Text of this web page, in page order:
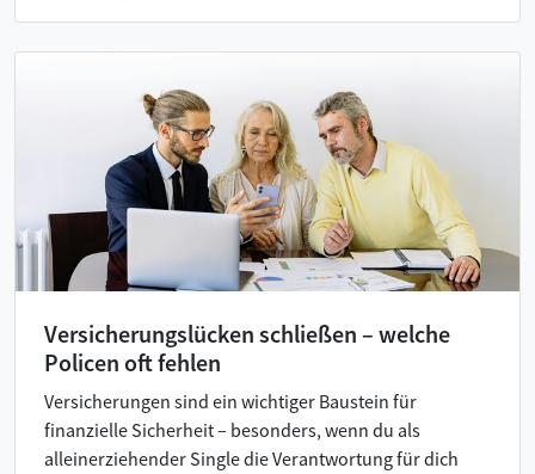
Versicherungslücken schließen – welche
Policen oft fehlen
Versicherungen sind ein wichtiger Baustein für
finanzielle Sicherheit – besonders, wenn du als
alleinerziehender Single die Verantwortung für dich